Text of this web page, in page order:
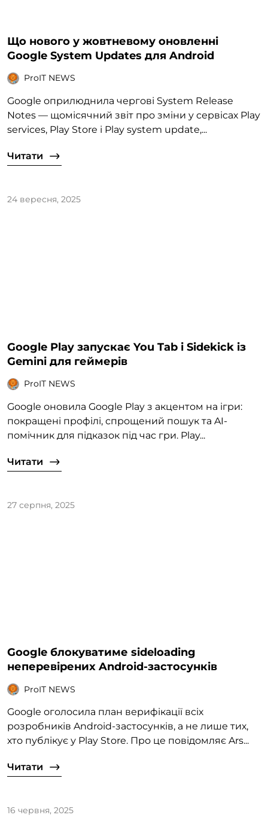
Що нового у жовтневому оновленні
Google System Updates для Android
ProIT NEWS
Google оприлюднила чергові System Release
Notes — щомісячний звіт про зміни у сервісах Play
services, Play Store і Play system update,...
Читати
24 вересня, 2025
Google Play запускає You Tab і Sidekick із
Gemini для геймерів
ProIT NEWS
Google оновила Google Play з акцентом на ігри:
покращені профілі, спрощений пошук та AI-
помічник для підказок під час гри. Play...
Читати
27 серпня, 2025
Google блокуватиме sideloading
неперевірених Android-застосунків
ProIT NEWS
Google оголосила план верифікації всіх
розробників Android-застосунків, а не лише тих,
хто публікує у Play Store. Про це повідомляє Ars...
Читати
16 червня, 2025